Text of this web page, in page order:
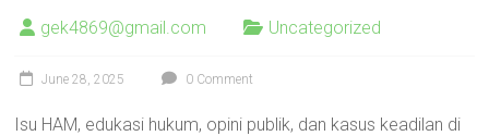
gek4869@gmail.com Uncategorized
June 28, 2025 0 Comment
Isu HAM, edukasi hukum, opini publik, dan kasus keadilan di